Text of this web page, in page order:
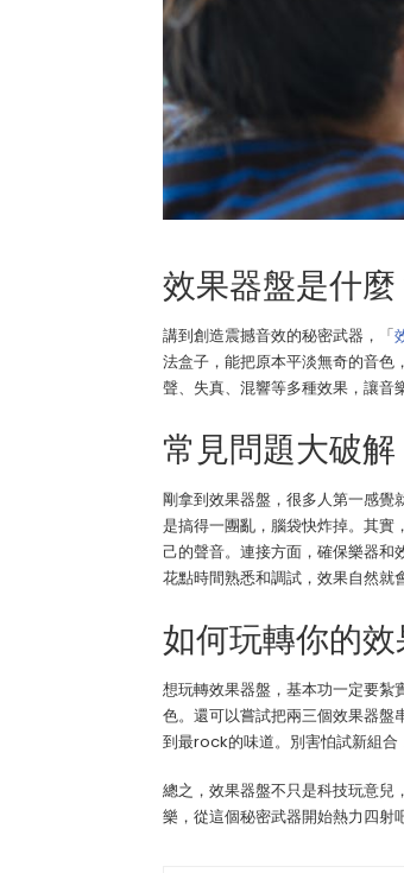
效果器盤是什麼
講到創造震撼音效的秘密武器，「
法盒子，能把原本平淡無奇的音色
聲、失真、混響等多種效果，讓音
常見問題大破解
剛拿到效果器盤，很多人第一感覺
是搞得一團亂，腦袋快炸掉。其實
己的聲音。連接方面，確保樂器和
花點時間熟悉和調試，效果自然就
如何玩轉你的效
想玩轉效果器盤，基本功一定要紮
色。還可以嘗試把兩三個效果器盤
到最rock的味道。別害怕試新組合
總之，效果器盤不只是科技玩意兒
樂，從這個秘密武器開始熱力四射